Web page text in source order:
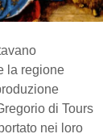
la regione
di Tours
nei loro